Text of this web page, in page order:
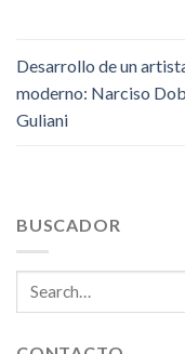
Desarrollo de un
moderno: Narciso
Guliani
BUSCADOR